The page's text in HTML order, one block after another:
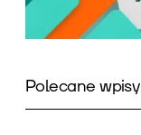
Polecane wpisy